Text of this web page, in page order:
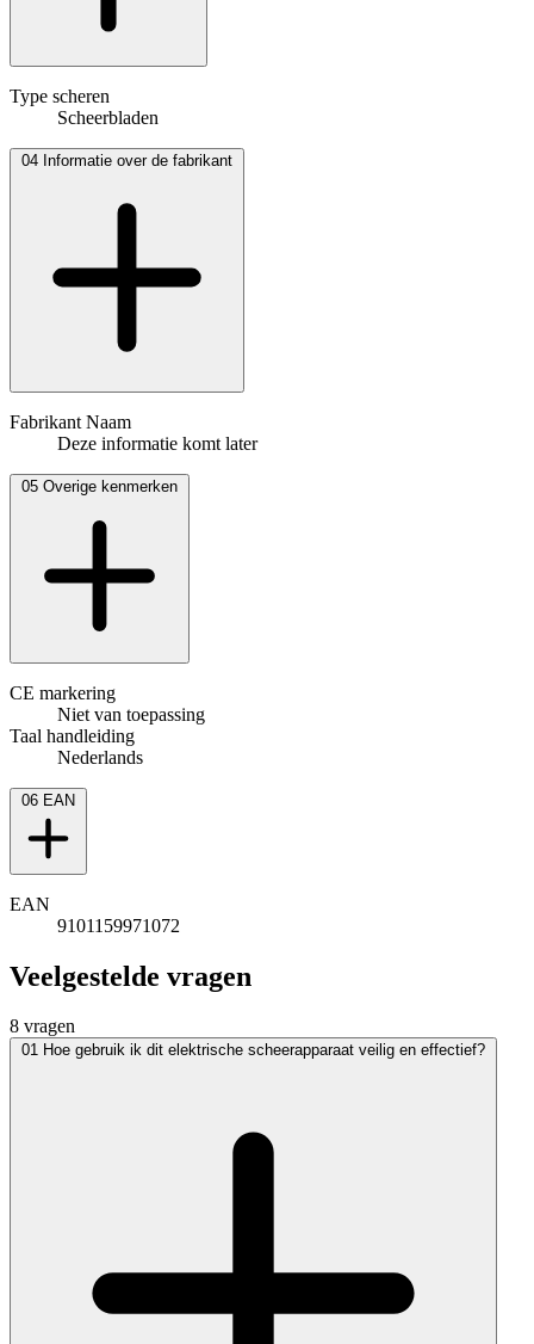
Type scheren
Scheerbladen
04 Informatie over de fabrikant
Fabrikant Naam
Deze informatie komt later
05 Overige kenmerken
CE markering
Niet van toepassing
Taal handleiding
Nederlands
06 EAN
EAN
9101159971072
Veelgestelde vragen
8 vragen
01 Hoe gebruik ik dit elektrische scheerapparaat veilig en effectief?